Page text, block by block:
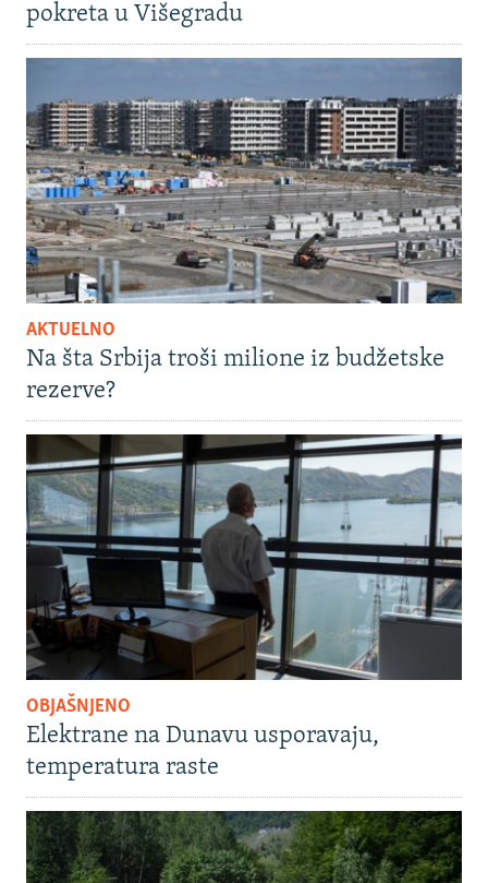
pokreta u Višegradu
AKTUELNO
Na šta Srbija troši milione iz budžetske
rezerve?
OBJAŠNJENO
Elektrane na Dunavu usporavaju,
temperatura raste